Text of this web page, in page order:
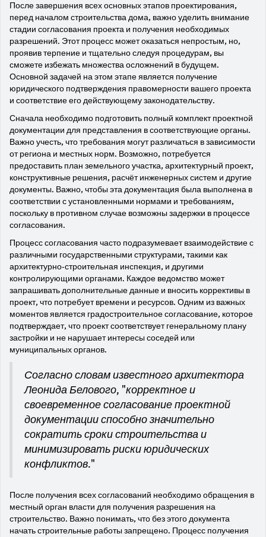
После завершения всех основных этапов проектирования,
перед началом строительства дома, важно уделить внимание
стадии согласования проекта и получения необходимых
разрешений. Этот процесс может оказаться непростым, но,
проявив терпение и тщательно следуя процедурам, вы
сможете избежать множества осложнений в будущем.
Основной задачей на этом этапе является получение
юридического подтверждения правомерности вашего проекта
и соответствие его действующему законодательству.
Сначала необходимо подготовить полный комплект проектной
документации для представления в соответствующие органы.
Важно учесть, что требования могут различаться в зависимости
от региона и местных норм. Возможно, потребуется
предоставить план земельного участка, архитектурный проект,
конструктивные решения, расчёт инженерных систем и другие
документы. Важно, чтобы эта документация была выполнена в
соответствии с установленными нормами и требованиям,
поскольку в противном случае возможны задержки в процессе
согласования.
Процесс согласования часто подразумевает взаимодействие с
различными государственными структурами, такими как
архитектурно-строительная инспекция, и другими
контролирующими органами. Каждое ведомство может
запрашивать дополнительные данные и вносить коррективы в
проект, что потребует времени и ресурсов. Одним из важных
моментов является градостроительное согласование, которое
подтверждает, что проект соответствует генеральному плану
застройки и не нарушает интересы соседей или
муниципальных органов.
Согласно словам известного архитектора
Леонида Белового, "корректное и
своевременное согласование проектной
документации способно значительно
сократить сроки строительства и
минимизировать риски юридических
конфликтов."
После получения всех согласований необходимо обращения в
местный орган власти для получения разрешения на
строительство. Важно понимать, что без этого документа
начать строительные работы запрещено. Процесс получения